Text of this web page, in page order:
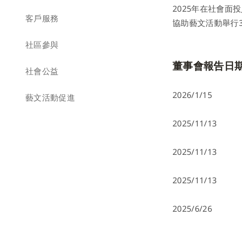
客戶服務
社區參與
社會公益
藝文活動促進
2025年在社會面
協助藝文活動舉行
董事會報告日
2026/1/15
2025/11/13
2025/11/13
2025/11/13
2025/6/26